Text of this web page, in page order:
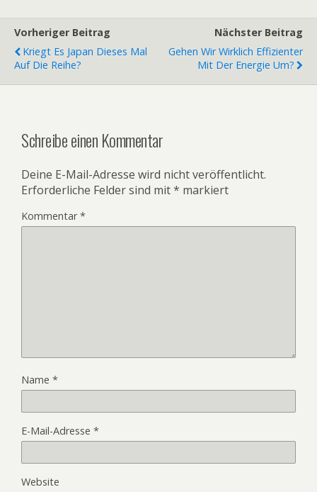
Vorheriger Beitrag
Kriegt Es Japan Dieses Mal
Auf Die Reihe?
Nächster Beitrag
Gehen Wir Wirklich Effizienter
Mit Der Energie Um?
Schreibe einen Kommentar
Deine E-Mail-Adresse wird nicht veröffentlicht.
Erforderliche Felder sind mit* markiert
Kommentar*
Name *
E-Mail-Adresse *
Website